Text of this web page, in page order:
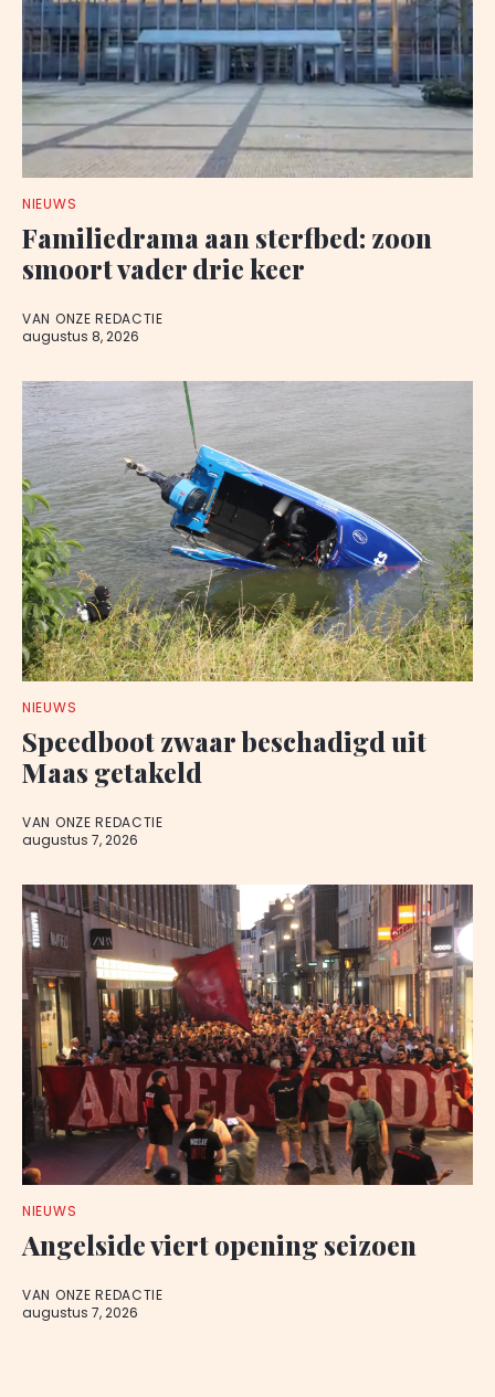
NIEUWS
Familiedrama aan sterfbed: zoon
smoort vader drie keer
VAN ONZE REDACTIE
augustus 8, 2026
NIEUWS
Speedboot zwaar beschadigd uit
Maas getakeld
VAN ONZE REDACTIE
augustus 7, 2026
NIEUWS
Angelside viert opening seizoen
VAN ONZE REDACTIE
augustus 7, 2026